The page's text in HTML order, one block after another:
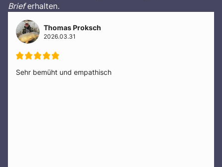
Brieferhalten.
Thomas Proksch
2026.03.31
Sehr bemüht und empathisch